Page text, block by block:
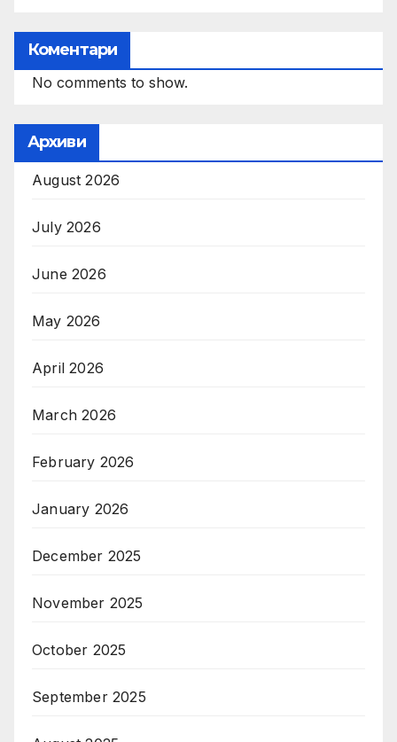
Коментари
No comments to show.
Архиви
August 2026
July 2026
June 2026
May 2026
April 2026
March 2026
February 2026
January 2026
December 2025
November 2025
October 2025
September 2025